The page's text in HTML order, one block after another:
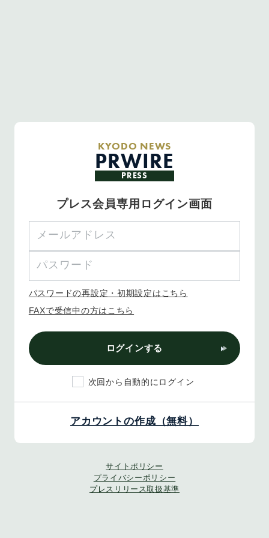
KYODO NEWS
PRWIRE
PRESS
プレス会員専用ログイン画面
パスワードの再設定・初期設定はこちら
FAXで受信中の方はこちら
ログインする
次回から自動的にログイン
アカウントの作成（無料）
サイトポリシー
プライバシーポリシー
プレスリリース取扱基準